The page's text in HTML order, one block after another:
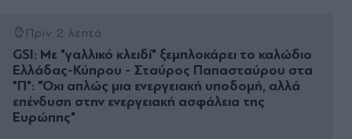
Πριν 2 λεπτά
GSI: Με "γαλλικό κλειδί" ξεμπλοκάρει το καλώδιο
Ελλάδας-Κύπρου - Σταύρος Παπασταύρου στα
"Π": "Όχι απλώς μια ενεργειακή υποδομή, αλλά
επένδυση στην ενεργειακή ασφάλεια της
Ευρώπης"